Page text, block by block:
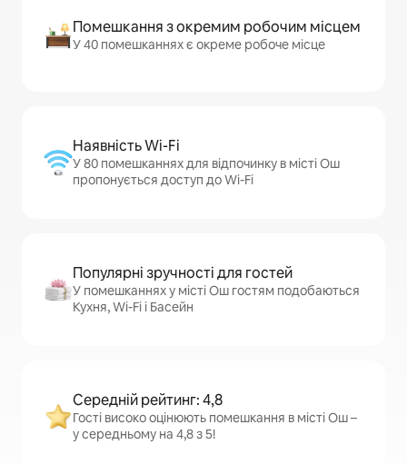
Помешкання з окремим робочим місцем
У 40 помешканнях є окреме робоче місце
Наявність Wi-Fi
У 80 помешканнях для відпочинку в місті Ош
пропонується доступ до Wi-Fi
Популярні зручності для гостей
У помешканнях у місті Ош гостям подобаються
Кухня, Wi-Fi і Басейн
Середній рейтинг: 4,8
Гості високо оцінюють помешкання в місті Ош –
у середньому на 4,8 з 5!